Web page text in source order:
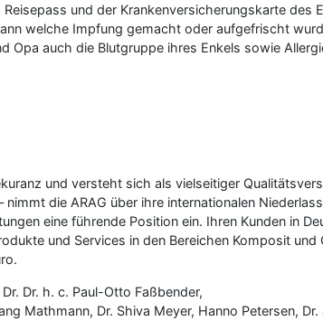
und der Krankenversicherungskarte des
welche Impfung gemacht oder aufgefrischt
auch die Blutgruppe ihres Enkels sowie
und versteht sich als vielseitiger
die ARAG über ihre internationalen
eine führende Position ein. Ihren Kunden in
und Services in den Bereichen Komposit
Dr. h. c. Paul-Otto Faßbender,
Mathmann, Dr. Shiva Meyer, Hanno Petersen,